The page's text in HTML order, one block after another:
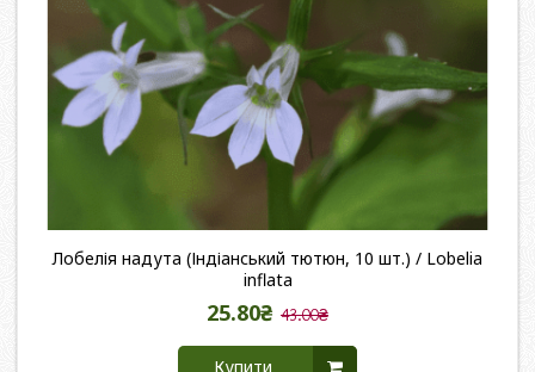
Лобелія надута (Індіанський тютюн, 10 шт.) / Lobelia
inflata
25.80₴ 43.00₴
Купити